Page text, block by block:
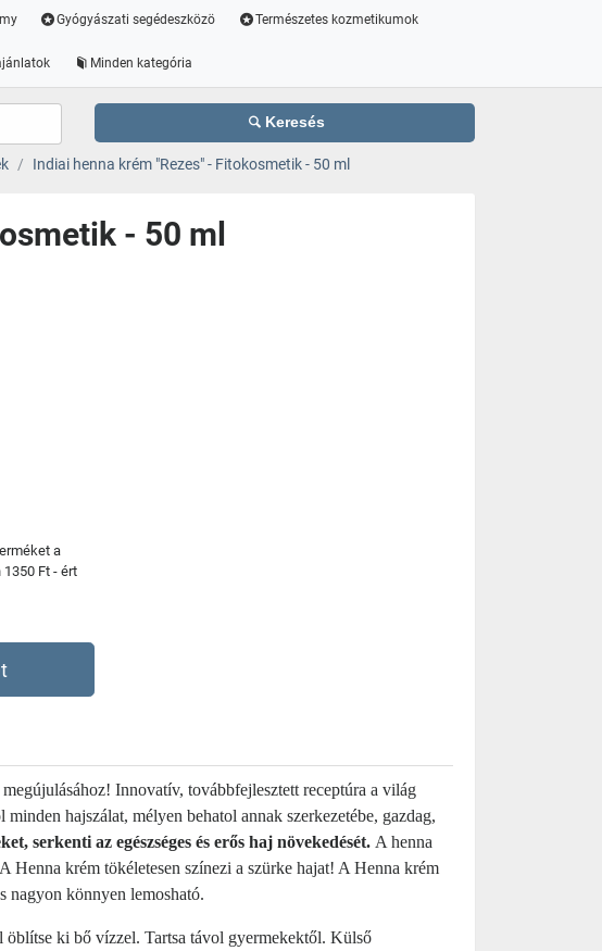
Gyógyászati segédeszközö Természetes kozmetikumok
Minden kategória
Keresés
Indiai henna krém "Rezes" - Fitokosmetik - 50 ml
- 50 ml
a
Ft - ért
Innovatív, továbbfejlesztett receptúra a világ
minden hajszálat, mélyen behatol annak szerkezetébe, gazdag,
serkenti az egészséges és erős haj növekedését. A henna
Henna krém tökéletesen színezi a szürke hajat! A Henna krém
nagyon könnyen lemosható.
öblítse ki bő vízzel. Tartsa távol gyermekektől. Külső